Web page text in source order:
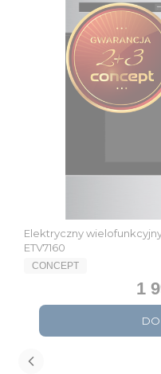
Elektryczny
ETV7160
PRODUCENT
CONCEPT
1